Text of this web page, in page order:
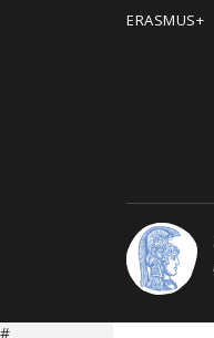
ERASMUS+
#